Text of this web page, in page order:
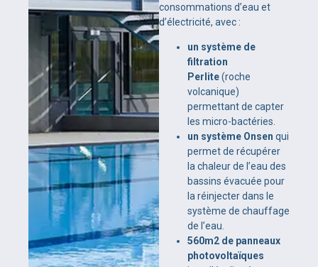
consommations d’eau et
d’électricité, avec :
un système de
filtration
Perlite(roche
volcanique)
permettant de capter
les micro-bactéries.
un système Onsen qui
permet de récupérer
la chaleur de l’eau des
bassins évacuée pour
la réinjecter dans le
système de chauffage
de l’eau.
560m2 de panneaux
photovoltaïques